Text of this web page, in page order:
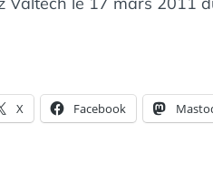
X Facebook